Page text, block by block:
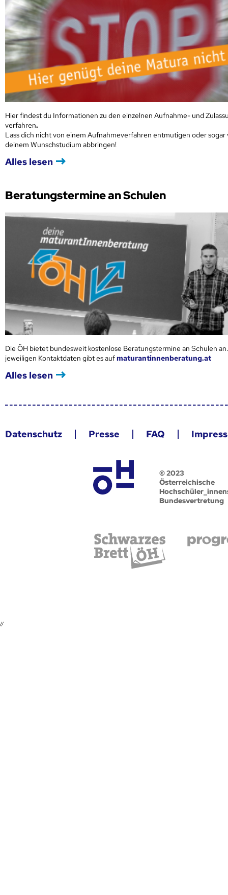
Hier findest du Informationen zu den einzelnen Aufnahme- und
verfahren.
Lass dich nicht von einem Aufnahmeverfahren entmutigen oder sogar
deinem Wunschstudium abbringen!
Alles lesen
Beratungstermine an Schulen
Die ÖH bietet bundesweit kostenlose Beratungstermine an Schulen
jeweiligen Kontaktdaten gibt es aufmaturantinnenberatung.at
Alles lesen
Datenschutz Presse FAQ
© 2023
Österreichische
Bundesvertretung
//